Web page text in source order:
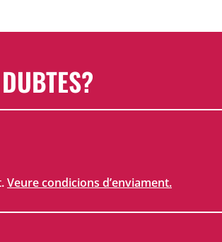
Veure condicions d’enviament.